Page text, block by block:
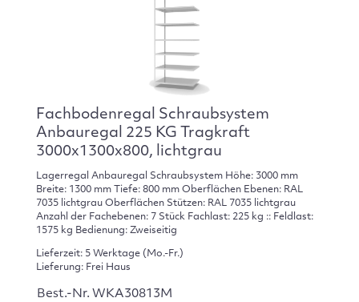
Fachbodenregal Schraubsystem
Anbauregal 225 KG Tragkraft
3000x1300x800, lichtgrau
Lagerregal Anbauregal Schraubsystem Höhe: 3000 mm
Breite: 1300 mm Tiefe: 800 mm Oberflächen Ebenen: RAL
7035 lichtgrau Oberflächen Stützen: RAL 7035 lichtgrau
Anzahl der Fachebenen: 7 Stück Fachlast: 225 kg :: Feldlast:
1575 kg Bedienung: Zweiseitig
Lieferzeit: 5 Werktage (Mo.-Fr.)
Lieferung: Frei Haus
Best.-Nr. WKA30813M